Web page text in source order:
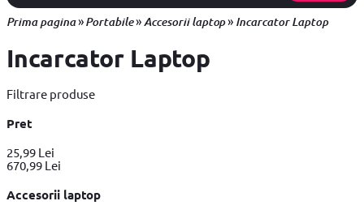
Prima pagina»Portabile»Accesorii laptop» Incarcator Laptop
Incarcator Laptop
Filtrare produse
Pret
25,99 Lei
670,99 Lei
Accesorii laptop